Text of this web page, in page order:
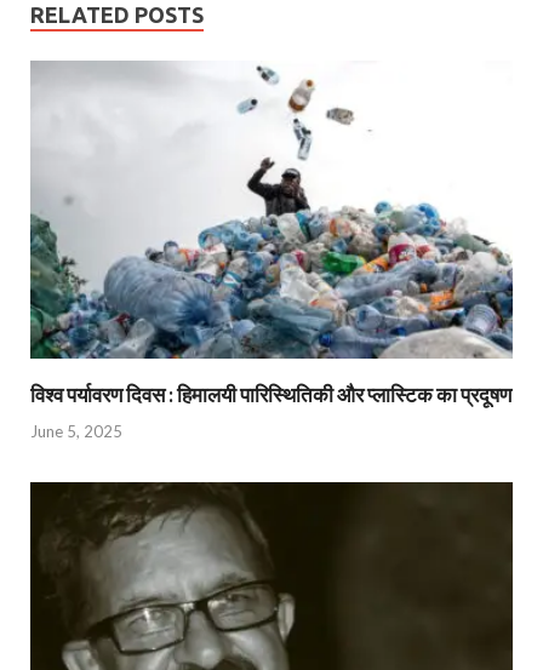
RELATED POSTS
विश्व पर्यावरण दिवस : हिमालयी पारिस्थितिकी और प्लास्टिक का प्रदूषण
June 5, 2025